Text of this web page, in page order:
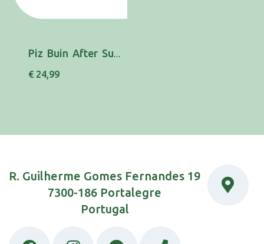
Piz Buin After Sun Pack Duo Loção Hidratante ...
€ 24,99
R. Guilherme Gomes Fernandes 19
7300-186 Portalegre
Portugal